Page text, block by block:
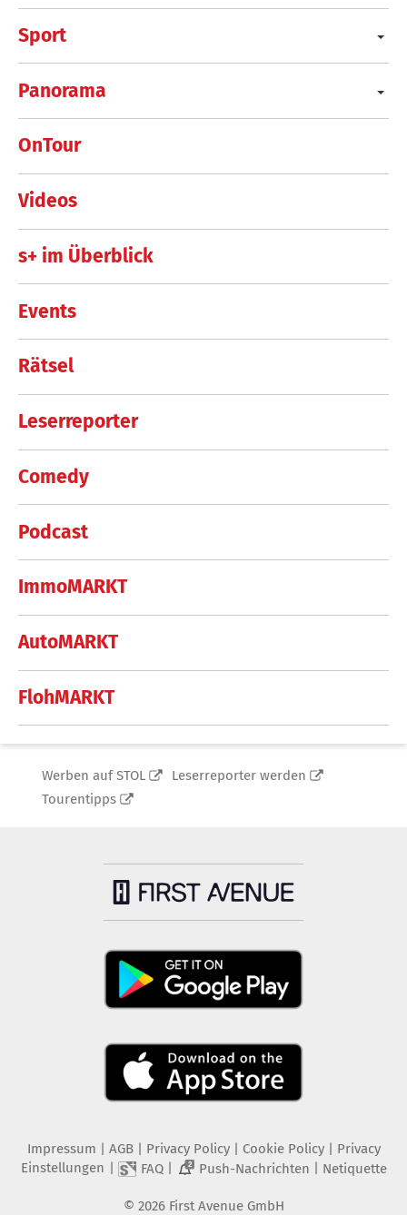
Sport
Panorama
OnTour
Videos
s+ im Überblick
Events
Rätsel
Leserreporter
Comedy
Podcast
ImmoMARKT
AutoMARKT
FlohMARKT
Werben auf STOL
Leserreporter werden
Tourentipps
Impressum AGB Privacy Policy| Cookie Policy| Privacy
Einstellungen
FAQ| 2 Push-Nachrichten Netiquette
© 2026 First Avenue GmbH